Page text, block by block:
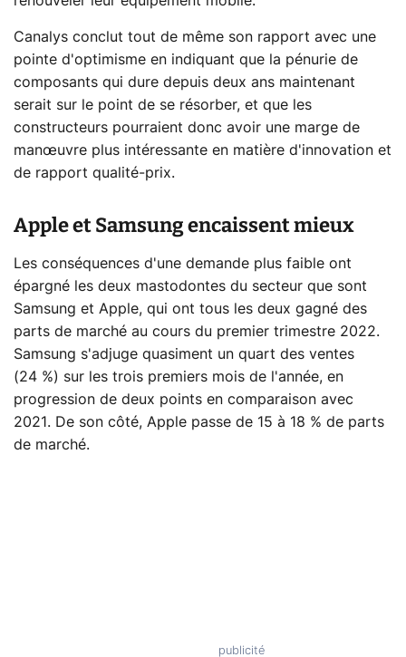
Canalys conclut tout de même son rapport avec une
pointe d'optimisme en indiquant que la pénurie de
composants qui dure depuis deux ans maintenant
serait sur le point de se résorber, et que les
constructeurs pourraient donc avoir une marge de
manœuvre plus intéressante en matière d'innovation et
de rapport qualité-prix.
Apple et Samsung encaissent mieux
Les conséquences d'une demande plus faible ont
épargné les deux mastodontes du secteur que sont
Samsung et Apple, qui ont tous les deux gagné des
parts de marché au cours du premier trimestre 2022.
Samsung s'adjuge quasiment un quart des ventes
(24 %) sur les trois premiers mois de l'année, en
progression de deux points en comparaison avec
2021. De son côté, Apple passe de 15 à 18 % de parts
de marché.